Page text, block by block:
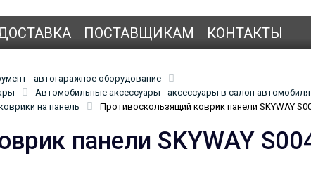
ПОСТАВЩИКАМ КОНТАКТЫ
- автогаражное оборудование
Автомобильные аксессуары - аксессуары в салон автомобиля
на панель
Противоскользящий коврик панели SKYWAY
панели SKYWAY